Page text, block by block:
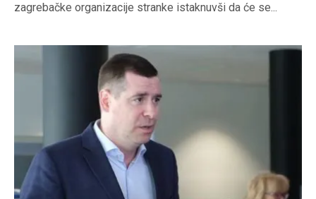
zagrebačke organizacije stranke istaknuvši da će se...